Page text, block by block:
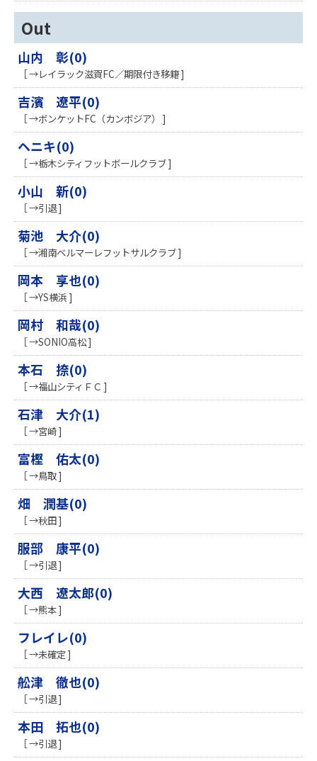
Out
山内 彰(0)
［ →レイラック滋賀FC／期限付き移籍 ]
吉濱 遼平(0)
［ →ボンケットFC（カンボジア） ]
ヘニキ(0)
［ →栃木シティフットボールクラブ ]
小山 新(0)
［ →引退 ]
菊池 大介(0)
［ →湘南ベルマーレフットサルクラブ ]
岡本 享也(0)
［ →YS横浜 ]
岡村 和哉(0)
［ →SONIO高松 ]
本石 捺(0)
［ →福山シティＦＣ ]
石津 大介(1)
［ →宮崎 ]
富樫 佑太(0)
［ →鳥取 ]
畑 潤基(0)
［ →秋田 ]
服部 康平(0)
［ →引退 ]
大西 遼太郎(0)
［ →熊本 ]
フレイレ(0)
［ →未確定 ]
舩津 徹也(0)
［ →引退 ]
本田 拓也(0)
［ →引退 ]